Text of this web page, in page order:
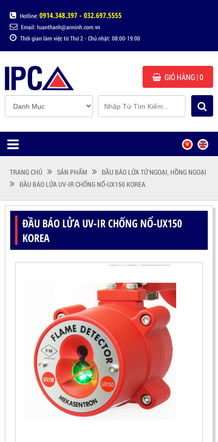
Hotline: 0914.348.397 - 032.697.5555
Email: tuanthanh@anninh.com.vn
Thời gian làm việc từ Thứ 2 - Chủ nhật: 08:00-19:00
GIỎ HÀNG| 0
TRANG CHỦ SẢN PHẨM
ĐẦU BÁO LỬA TỬ NGOẠI, HỒNG NGOẠI
ĐẦU BÁO LỬA UV-IR CHỐNG NỔ-UX150 KOREA
ĐẦU BÁO LỬA UV-IR CHỐNG NỔ-UX150
KOREA